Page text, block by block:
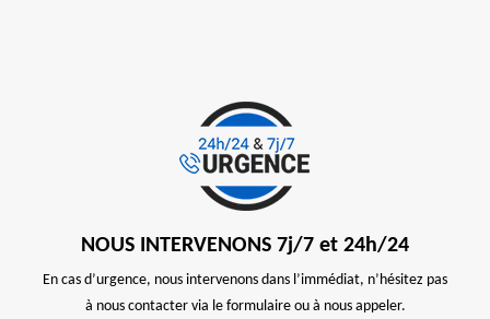
NOUS INTERVENONS 7j/7 et 24h/24
En cas d’urgence, nous intervenons dans l’immédiat, n’hésitez pas
à nous contacter via le formulaire ou à nous appeler.